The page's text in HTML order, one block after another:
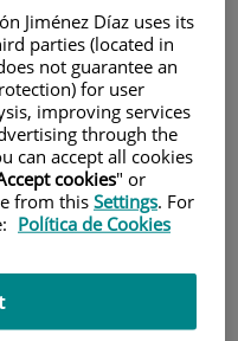
Jiménez Díaz uses its
parties (located in
not guarantee an
for user
improving services
through the
can accept all cookies
cookies" or
from thisSettings. For
Política de Cookies